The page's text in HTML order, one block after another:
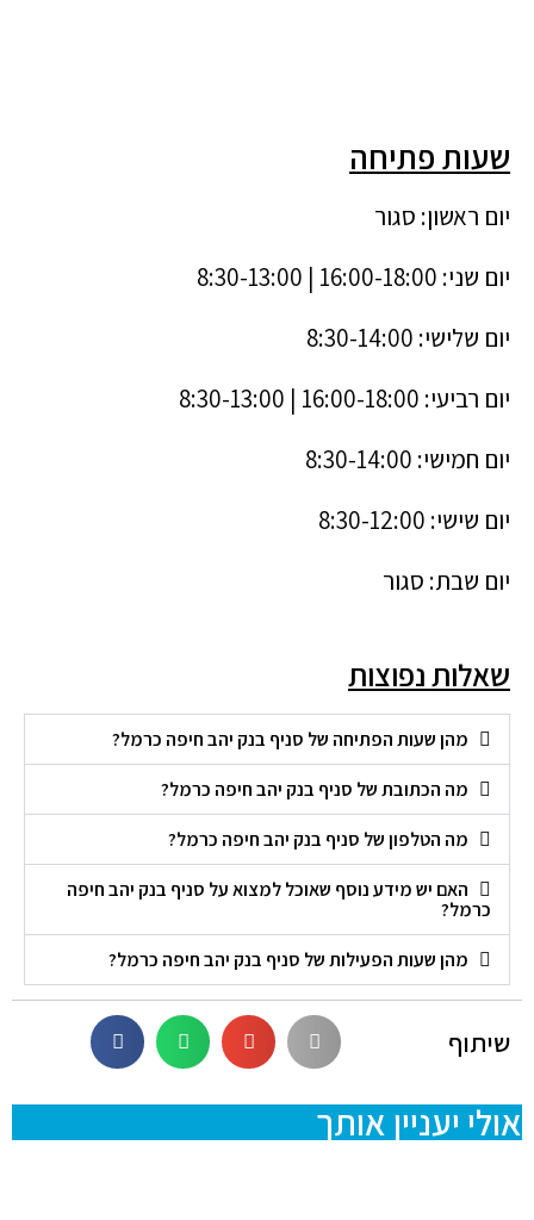
שעות פתיחה
יום ראשון: סגור
יום שני: 16:00-18:00 | 8:30-13:00
יום שלישי: 8:30-14:00
יום רביעי: 16:00-18:00 | 8:30-13:00
יום חמישי: 8:30-14:00
יום שישי: 8:30-12:00
יום שבת: סגור
שאלות נפוצות
מהן שעות הפתיחה של סניף בנק יהב חיפה כרמל?
מה הכתובת של סניף בנק יהב חיפה כרמל?
מה הטלפון של סניף בנק יהב חיפה כרמל?
האם יש מידע נוסף שאוכל למצוא על סניף בנק יהב חיפה
כרמל?
מהן שעות הפעילות של סניף בנק יהב חיפה כרמל?
שיתוף
אולי יעניין אותך